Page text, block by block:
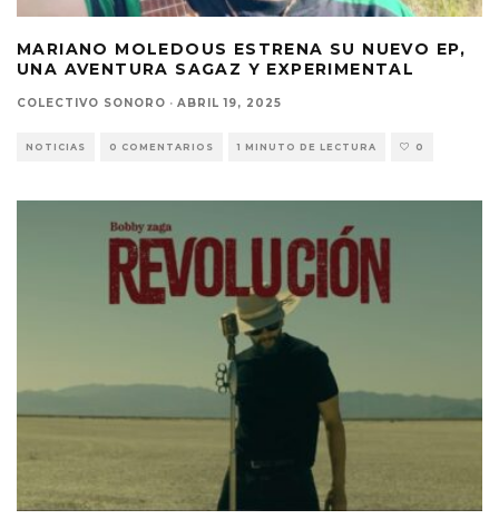
MARIANO MOLEDOUS ESTRENA SU NUEVO EP,
UNA AVENTURA SAGAZ Y EXPERIMENTAL
COLECTIVO SONORO · ABRIL 19, 2025
NOTICIAS 0 COMENTARIOS 1 MINUTO DE LECTURA 0